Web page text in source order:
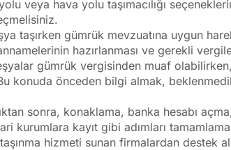
veya hava yolu taşımacılığı
taşırken gümrük mevzuatına uygun
hazırlanması ve gerekli
gümrük vergisinden muaf
konuda önceden bilgi almak,
sonra, konaklama, banka hesabı
kurumlara kayıt gibi adımları
hizmeti sunan firmalardan destek